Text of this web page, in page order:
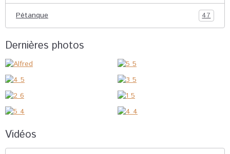
Pétanque 47
Dernières photos
Vidéos